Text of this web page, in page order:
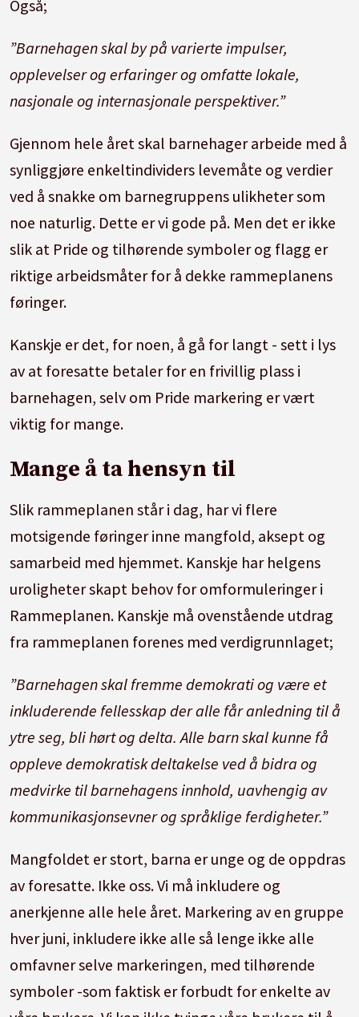
Også;
”Barnehagen skal by på varierte impulser,
opplevelser og erfaringer og omfatte lokale,
nasjonale og internasjonale perspektiver.”
Gjennom hele året skal barnehager arbeide med å
synliggjøre enkeltindividers levemåte og verdier
ved å snakke om barnegruppens ulikheter som
noe naturlig. Dette er vi gode på. Men det er ikke
slik at Pride og tilhørende symboler og flagg er
riktige arbeidsmåter for å dekke rammeplanens
føringer.
Kanskje er det, for noen, å gå for langt - sett i lys
av at foresatte betaler for en frivillig plass i
barnehagen, selv om Pride markering er vært
viktig for mange.
Mange å ta hensyn til
Slik rammeplanen står i dag, har vi flere
motsigende føringer inne mangfold, aksept og
samarbeid med hjemmet. Kanskje har helgens
uroligheter skapt behov for omformuleringer i
Rammeplanen. Kanskje må ovenstående utdrag
fra rammeplanen forenes med verdigrunnlaget;
”Barnehagen skal fremme demokrati og være et
inkluderende fellesskap der alle får anledning til å
ytre seg, bli hørt og delta. Alle barn skal kunne få
oppleve demokratisk deltakelse ved å bidra og
medvirke til barnehagens innhold, uavhengig av
kommunikasjonsevner og språklige ferdigheter.”
Mangfoldet er stort, barna er unge og de oppdras
av foresatte. Ikke oss. Vi må inkludere og
anerkjenne alle hele året. Markering av en gruppe
hver juni, inkludere ikke alle så lenge ikke alle
omfavner selve markeringen, med tilhørende
symboler -som faktisk er forbudt for enkelte av